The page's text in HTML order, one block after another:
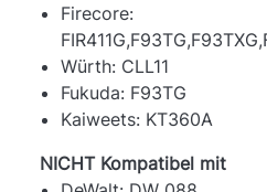
Firecore:
Würth: CLL11
Fukuda: F93TG
Kaiweets: KT360A
NICHT Kompatibel mit